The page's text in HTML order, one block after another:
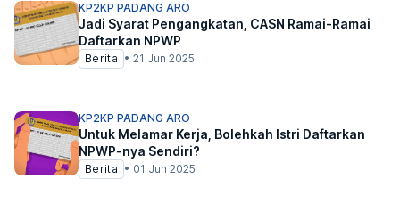
KP2KP PADANG ARO
Jadi Syarat Pengangkatan, CASN Ramai-Ramai
Daftarkan NPWP
Berita • 21 Jun 2025
KP2KP PADANG ARO
Untuk Melamar Kerja, Bolehkah Istri Daftarkan
NPWP-nya Sendiri?
Berita • 01 Jun 2025